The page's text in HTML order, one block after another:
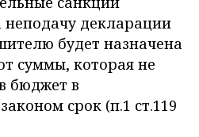
неподачу декларации
будет назначена
суммы, которая не
бюджет в
срок (п.1 ст.119